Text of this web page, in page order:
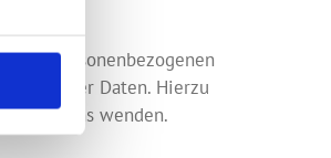
personenbezogenen
dieser Daten. Hierzu
an uns wenden.